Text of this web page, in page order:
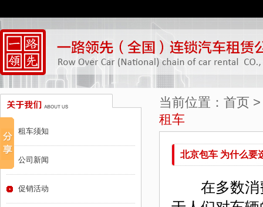
当前位置： 首页
租车
北京包车 为什么要
在多数消费
租车须知
公司新闻
促销活动